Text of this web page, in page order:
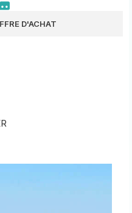
D'ACHAT